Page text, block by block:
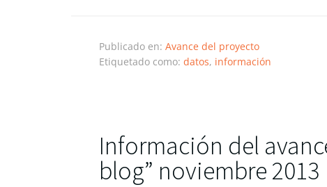
Publicado en: Avance del proyecto
Etiquetado como: datos, información
Información del
blog” noviembre 2013